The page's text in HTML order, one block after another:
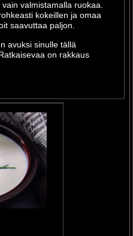
valmistamalla ruokaa.
kokeillen ja omaa
saavuttaa paljon.
avuksi sinulle tällä
on rakkaus